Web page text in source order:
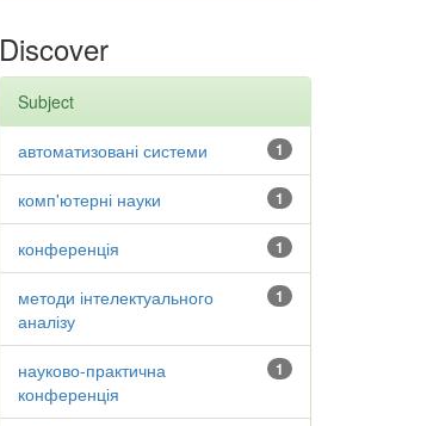
Discover
Subject
1
автоматизовані системи
1
комп'ютерні науки
1
конференція
1
методи інтелектуального
аналізу
1
науково-практична
конференція